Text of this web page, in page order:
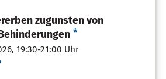
zugunsten von
*
19:30-21:00 Uhr